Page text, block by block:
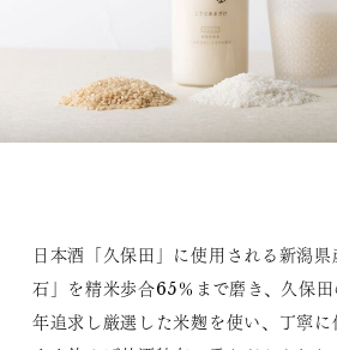
日本酒「久保田」に使用される新潟
石」を精米歩合65％まで磨き、久保
年追求し厳選した米麹を使い、丁寧に